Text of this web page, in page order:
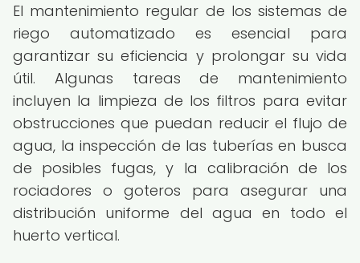
El mantenimiento regular de los sistemas de
riego automatizado es esencial para
garantizar su eficiencia y prolongar su vida
útil. Algunas tareas de mantenimiento
incluyen la limpieza de los filtros para evitar
obstrucciones que puedan reducir el flujo de
agua, la inspección de las tuberías en busca
de posibles fugas, y la calibración de los
rociadores o goteros para asegurar una
distribución uniforme del agua en todo el
huerto vertical.